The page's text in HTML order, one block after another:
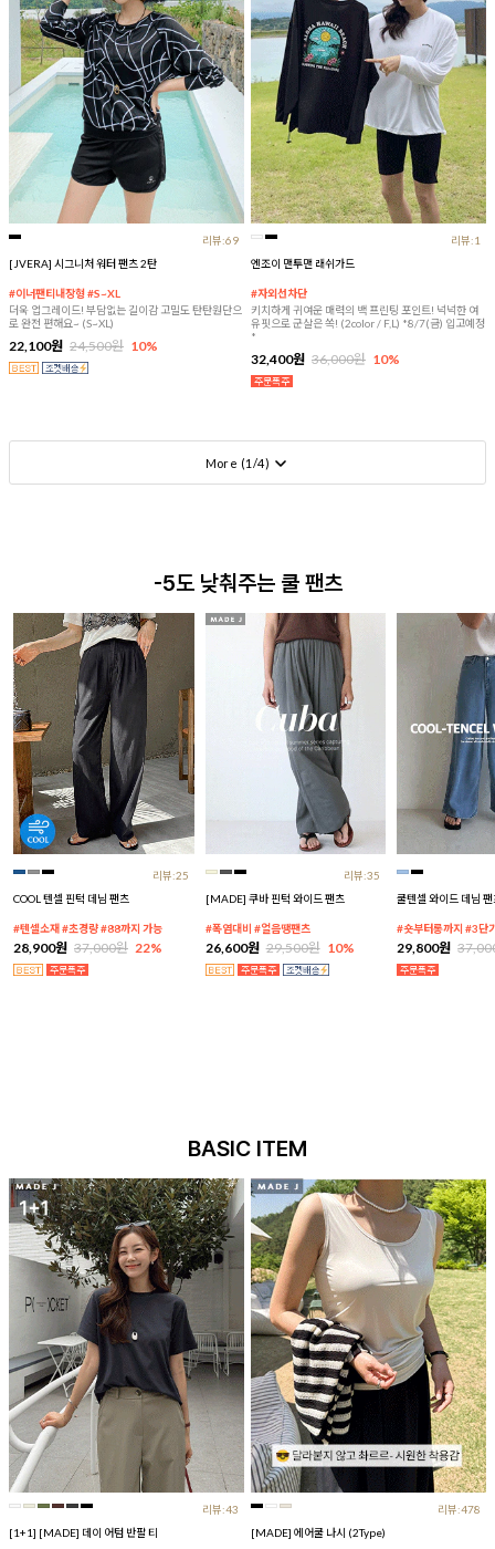
리뷰:69
[JVERA] 시그니처 워터 팬츠 2탄
#이너팬티내장형 #S~XL
더욱 업그레이드! 부담없는 길이감 고밀도 탄탄원단으
로 완전 편해요~ (S~XL)
22,100원 24,500원 10%
리뷰:1
엔조이 맨투맨 래쉬가드
#자외선차단
키치하게 귀여운 매력의 백 프린팅 포인트! 넉넉한 여
유핏으로 군살은 쏙! (2color / F,L) *8/7(금) 입고예정
*
32,400원 36,000원 10%
More (1 /4)
-5도 낮춰주는 쿨 팬츠
리뷰:25
COOL 텐셀 핀턱 데님 팬츠
#텐셀소재 #초경량 #88까지 가능
28,900원 37,000원 22%
리뷰:35
[MADE] 쿠바 핀턱 와이드 팬츠
#폭염대비 #얼음땡팬츠
26,600원 29,500원 10%
쿨텐셀 와이드 데님 팬
#숏부터롱까지 #3단
29,800원
BASIC ITEM
리뷰:43
[1+1] [MADE] 데이 어텀 반팔 티
리뷰:478
[MADE] 에어쿨 나시 (2Type)